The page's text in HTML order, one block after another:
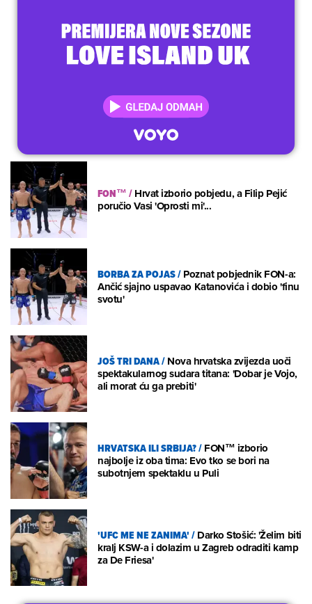
FON™/Hrvat izborio pobjedu, a Filip Pejić
poručio Vasi 'Oprosti mi'...
BORBA ZA POJAS/Poznat pobjednik FON-a:
Ančić sjajno uspavao Katanovića i dobio 'finu
svotu'
JOŠ TRI DANA/Nova hrvatska zvijezda uoči
spektakularnog sudara titana: 'Dobar je Vojo,
ali morat ću ga prebiti'
HRVATSKA ILI SRBIJA?/FON™ izborio
najbolje iz oba tima: Evo tko se bori na
subotnjem spektaklu u Puli
'UFC ME NE ZANIMA'/Darko Stošić: 'Želim biti
kralj KSW-a i dolazim u Zagreb odraditi kamp
za De Friesa'